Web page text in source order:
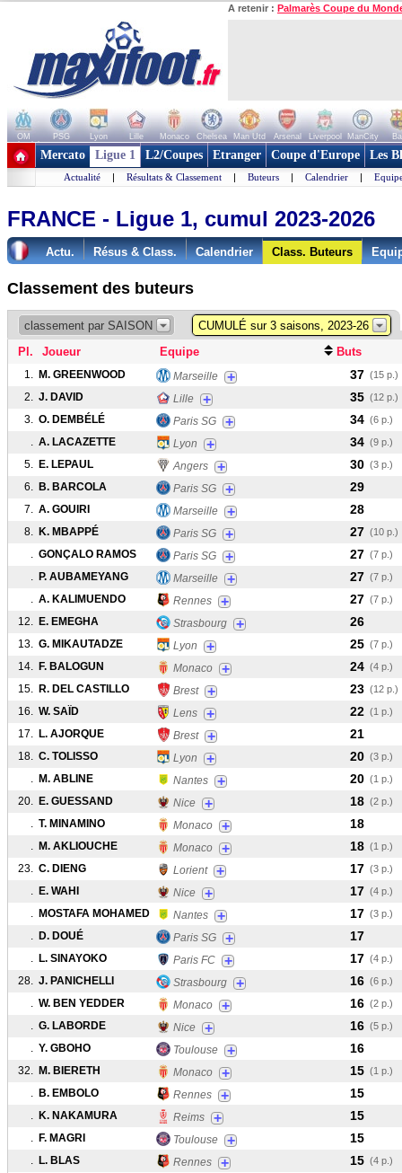
A retenir : Palmarès Coupe du
OM PSG Lyon Lille Monaco Chelsea Man Utd Arsenal Liverpool ManCity
+ de clubs
Mercato Ligue 1 L2/Coupes Etranger Coupe d'Europe Les
Actualité | Résultats & Classement | Buteurs | Calendrier |
FRANCE - Ligue 1, cumul 2023-2026
Actu. Résus & Class. Calendrier Class. Buteurs
Classement des buteurs
classement par SAISON
CUMULÉ sur 3 saisons, 2023-26
Pl.
Joueur Equipe Buts
1. M. GREENWOOD Marseille + 37 (15 p.)
2. J. DAVID Lille + 35 (12 p.)
3. O. DEMBÉLÉ Paris SG + 34 (6 p.)
. A. LACAZETTE Lyon + 34 (9 p.)
5. E. LEPAUL Angers + 30 (3 p.)
6. B. BARCOLA Paris SG + 29
7. A. GOUIRI Marseille + 28
8. K. MBAPPÉ Paris SG + 27 (10 p.)
. GONÇALO RAMOS Paris SG + 27 (7 p.)
. P. AUBAMEYANG Marseille + 27 (7 p.)
. A. KALIMUENDO Rennes + 27 (7 p.)
12. E. EMEGHA Strasbourg + 26
13. G. MIKAUTADZE Lyon + 25 (7 p.)
14. F. BALOGUN Monaco + 24 (4 p.)
15. R. DEL CASTILLO Brest + 23 (12 p.)
16. W. SAÏD Lens + 22 (1 p.)
17. L. AJORQUE Brest + 21
18. C. TOLISSO Lyon + 20 (3 p.)
. M. ABLINE Nantes + 20 (1 p.)
20. E. GUESSAND Nice + 18 (2 p.)
. T. MINAMINO Monaco + 18
. M. AKLIOUCHE Monaco + 18 (1 p.)
23. C. DIENG Lorient + 17 (3 p.)
. E. WAHI Nice + 17 (4 p.)
. MOSTAFA MOHAMED Nantes + 17 (3 p.)
. D. DOUÉ Paris SG + 17
. L. SINAYOKO Paris FC + 17 (4 p.)
28. J. PANICHELLI Strasbourg + 16 (6 p.)
. W. BEN YEDDER Monaco + 16 (2 p.)
. G. LABORDE Nice + 16 (5 p.)
. Y. GBOHO Toulouse + 16
32. M. BIERETH Monaco + 15 (1 p.)
. B. EMBOLO Rennes + 15
. K. NAKAMURA Reims + 15
. F. MAGRI Toulouse + 15
. L. BLAS Rennes + 15 (4 p.)